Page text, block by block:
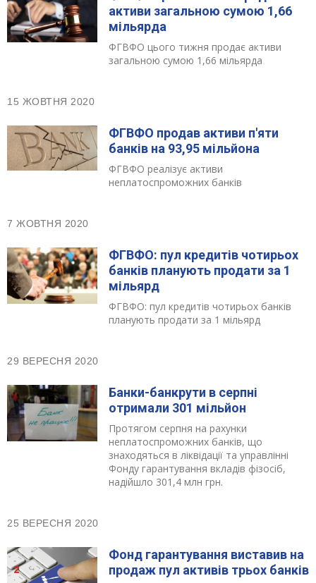
активи загальною сумою 1,66
мільярда
ФГВФО цього тижня продає активи
загальною сумою 1,66 мільярда
15 ЖОВТНЯ 2020
ФГВФО продав активи п'яти
банків на 93,95 мільйона
ФГВФО реалізує активи
неплатоспроможних банків
7 ЖОВТНЯ 2020
ФГВФО: пул кредитів чотирьох
банків планують продати за 1
мільярд
ФГВФО: пул кредитів чотирьох банків
планують продати за 1 мільярд
29 ВЕРЕСНЯ 2020
Банки-банкрути в серпні
отримали 301 мільйон
Протягом серпня на рахунки
неплатоспроможних банків, що
знаходяться в ліквідації та управлінні
Фонду гарантування вкладів фізосіб,
надійшло 301,4 млн грн.
25 ВЕРЕСНЯ 2020
Фонд гарантування виставив на
продаж пул активів трьох банків